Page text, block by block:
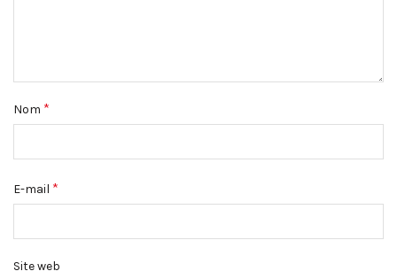
Nom *
E-mail *
Site web